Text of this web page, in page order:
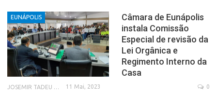
EUNÁPOLIS
Câmara de Eunápolis
instala Comissão
Especial de revisão da
Lei Orgânica e
Regimento Interno da
Casa
JOSEMIR TADEU FONSECA 11 Mai, 2023 0